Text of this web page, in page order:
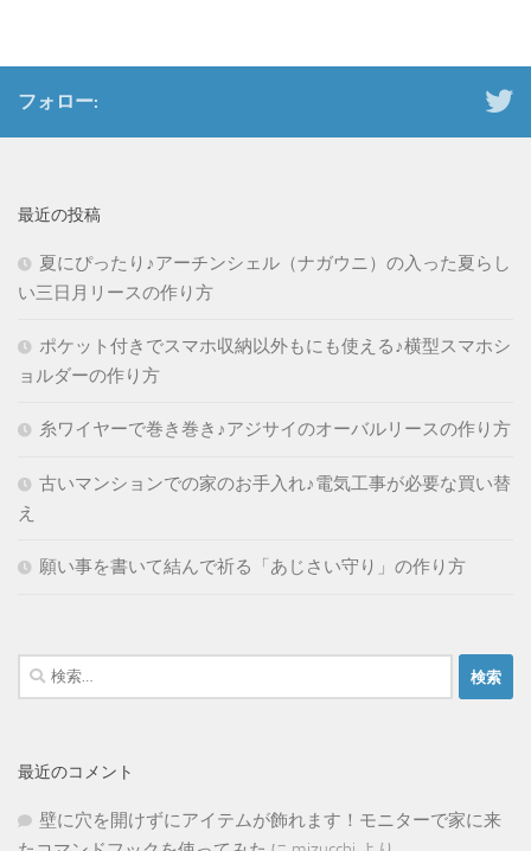
フォロー:
最近の投稿
夏にぴったり♪アーチンシェル（ナガウニ）の入った夏らし
い三日月リースの作り方
ポケット付きでスマホ収納以外もにも使える♪横型スマホシ
ョルダーの作り方
糸ワイヤーで巻き巻き♪アジサイのオーバルリースの作り方
古いマンションでの家のお手入れ♪電気工事が必要な買い替
え
願い事を書いて結んで祈る「あじさい守り」の作り方
検
索:
最近のコメント
壁に穴を開けずにアイテムが飾れます！モニターで家に来